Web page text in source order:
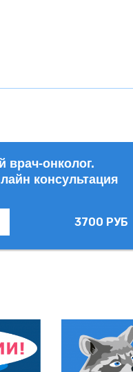
врач-онколог.
консультация
3700 РУБ